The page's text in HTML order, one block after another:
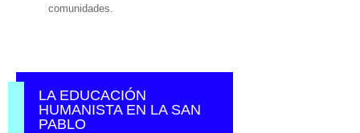
comunidades.
LA EDUCACIÓN
HUMANISTA EN LA SAN
PABLO